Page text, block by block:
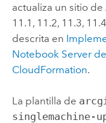
actualiza un sitio de
11.1, 11.2, 11.3,
descrita en
Notebook Serverde
CloudFormation.
La plantilla de
singlemachine-